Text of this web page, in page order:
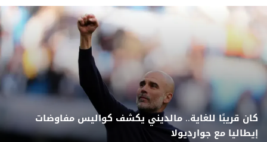
كان قريبًا للغاية.. مالديني يكشف كواليس مفاوضات
إيطاليا مع جوارديولا